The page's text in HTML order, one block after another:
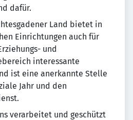
dafür.
Land bietet in
Einrichtungen auch für
und
interessante
ist eine anerkannte Stelle
Jahr und den
verarbeitet und geschützt